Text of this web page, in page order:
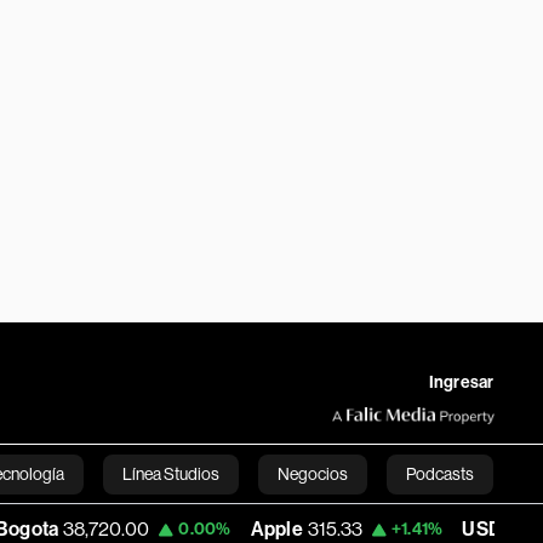
Ingresar
Línea Studios Negocios Podcasts
English
0.00% Apple 315.33 +1.41% USD COP 3,169.32